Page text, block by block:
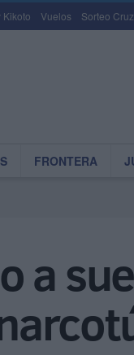
Kikoto Vuelos Sorteo
FRONTERA
a